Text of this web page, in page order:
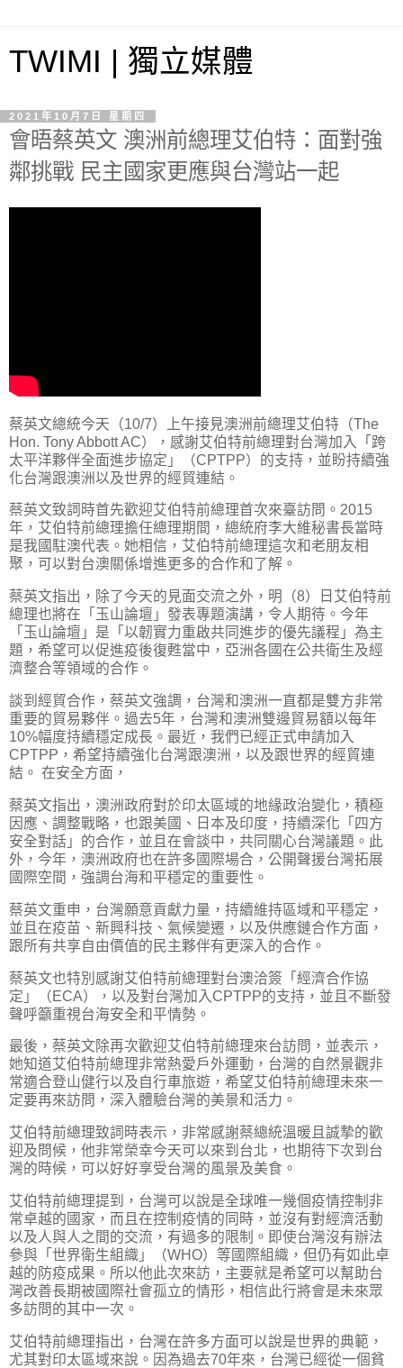
TWIMI | 獨立媒體
2021年10月7日 星期四
會晤蔡英文 澳洲前總理艾伯特：面對強
鄰挑戰 民主國家更應與台灣站一起
蔡英文總統今天（10/7）上午接見澳洲前總理艾伯特（The
Hon. Tony Abbott AC），感謝艾伯特前總理對台灣加入「跨
太平洋夥伴全面進步協定」（CPTPP）的支持，並盼持續強
化台灣跟澳洲以及世界的經貿連結。
蔡英文致詞時首先歡迎艾伯特前總理首次來臺訪問。2015
年，艾伯特前總理擔任總理期間，總統府李大維秘書長當時
是我國駐澳代表。她相信，艾伯特前總理這次和老朋友相
聚，可以對台澳關係增進更多的合作和了解。
蔡英文指出，除了今天的見面交流之外，明（8）日艾伯特前
總理也將在「玉山論壇」發表專題演講，令人期待。今年
「玉山論壇」是「以韌實力重啟共同進步的優先議程」為主
題，希望可以促進疫後復甦當中，亞洲各國在公共衛生及經
濟整合等領域的合作。
談到經貿合作，蔡英文強調，台灣和澳洲一直都是雙方非常
重要的貿易夥伴。過去5年，台灣和澳洲雙邊貿易額以每年
10%幅度持續穩定成長。最近，我們已經正式申請加入
CPTPP，希望持續強化台灣跟澳洲，以及跟世界的經貿連
結。 在安全方面，
蔡英文指出，澳洲政府對於印太區域的地緣政治變化，積極
因應、調整戰略，也跟美國、日本及印度，持續深化「四方
安全對話」的合作，並且在會談中，共同關心台灣議題。此
外，今年，澳洲政府也在許多國際場合，公開聲援台灣拓展
國際空間，強調台海和平穩定的重要性。
蔡英文重申，台灣願意貢獻力量，持續維持區域和平穩定，
並且在疫苗、新興科技、氣候變遷，以及供應鏈合作方面，
跟所有共享自由價值的民主夥伴有更深入的合作。
蔡英文也特別感謝艾伯特前總理對台澳洽簽「經濟合作協
定」（ECA），以及對台灣加入CPTPP的支持，並且不斷發
聲呼籲重視台海安全和平情勢。
最後，蔡英文除再次歡迎艾伯特前總理來台訪問，並表示，
她知道艾伯特前總理非常熱愛戶外運動，台灣的自然景觀非
常適合登山健行以及自行車旅遊，希望艾伯特前總理未來一
定要再來訪問，深入體驗台灣的美景和活力。
艾伯特前總理致詞時表示，非常感謝蔡總統溫暖且誠摯的歡
迎及問候，他非常榮幸今天可以來到台北，也期待下次到台
灣的時候，可以好好享受台灣的風景及美食。
艾伯特前總理提到，台灣可以說是全球唯一幾個疫情控制非
常卓越的國家，而且在控制疫情的同時，並沒有對經濟活動
以及人與人之間的交流，有過多的限制。即使台灣沒有辦法
參與「世界衛生組織」（WHO）等國際組織，但仍有如此卓
越的防疫成果。所以他此次來訪，主要就是希望可以幫助台
灣改善長期被國際社會孤立的情形，相信此行將會是未來眾
多訪問的其中一次。
艾伯特前總理指出，台灣在許多方面可以說是世界的典範，
尤其對印太區域來說。因為過去70年來，台灣已經從一個貧